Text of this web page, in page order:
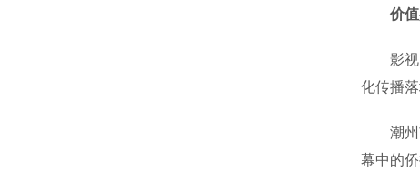
价
影视IP
化传播
潮州市
幕中的